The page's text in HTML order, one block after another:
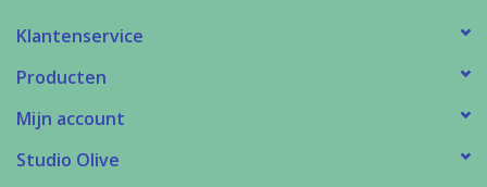
Klantenservice
Producten
Mijn account
Studio Olive